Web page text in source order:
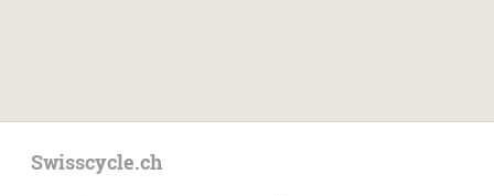
Swisscycle.ch